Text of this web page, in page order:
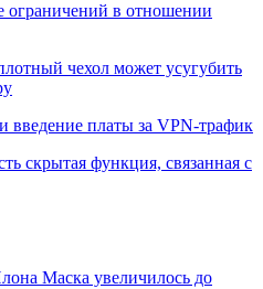
ограничений в отношении
чехол может усугубить
введение платы за VPN-трафик
скрытая функция, связанная с
Маска увеличилось до